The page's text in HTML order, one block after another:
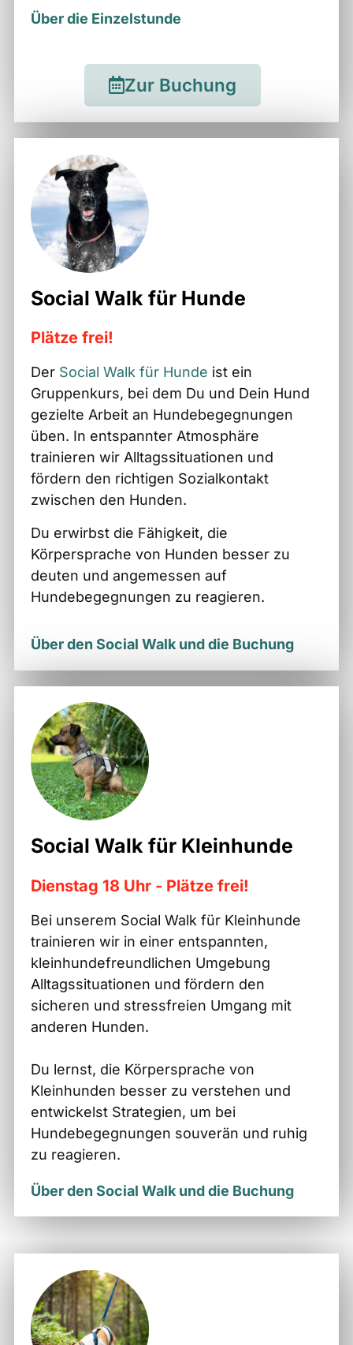
Über die Einzelstunde
Zur Buchung
Social Walk für Hunde
Plätze frei!
Der Social Walkfür Hunde ist ein
Gruppenkurs, bei dem Du und Dein Hund
gezielte Arbeit an Hundebegegnungen
üben. In entspannter Atmosphäre
trainieren wir Alltagssituationen und
fördern den richtigen Sozialkontakt
zwischen den Hunden.
Du erwirbst die Fähigkeit, die
Körpersprache von Hunden besser zu
deuten und angemessen auf
Hundebegegnungen zu reagieren.
Über den Social Walk und die Buchung
Social Walk für Kleinhunde
Dienstag 18 Uhr - Plätze frei!
Bei unserem Social Walk für Kleinhunde
trainieren wir in einer entspannten,
kleinhundefreundlichen Umgebung
Alltagssituationen und fördern den
sicheren und stressfreien Umgang mit
anderen Hunden.
Du lernst, die Körpersprache von
Kleinhunden besser zu verstehen und
entwickelst Strategien, um bei
Hundebegegnungen souverän und ruhig
zu reagieren.
Über den Social Walk und die Buchung